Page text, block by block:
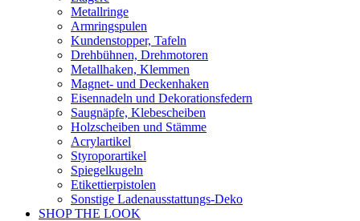
Metallringe
Armringspulen
Kundenstopper, Tafeln
Drehbühnen, Drehmotoren
Metallhaken, Klemmen
Magnet- und Deckenhaken
Eisennadeln und Dekorationsfedern
Saugnäpfe, Klebescheiben
Holzscheiben und Stämme
Acrylartikel
Styroporartikel
Spiegelkugeln
Etikettierpistolen
Sonstige Ladenausstattungs-Deko
SHOP THE LOOK